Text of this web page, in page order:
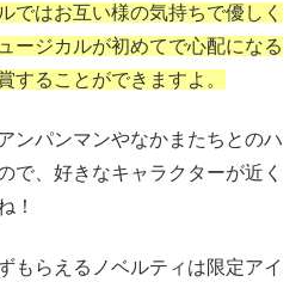
ではお互い様の気持ちで優しく
ージカルが初めてで心配になる
することができますよ。
ンパンマンやなかまたちとのハ
で、好きなキャラクターが近く
！
もらえるノベルティは限定アイ